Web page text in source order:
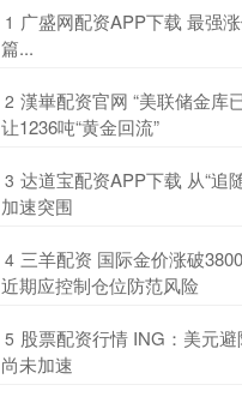
1 广盛网配资APP下载 最强
篇...
2 漢崋配资官网 “美联储金库
让1236吨“黄金回流”
3 达道宝配资APP下载 从“追
加速突围
4 三羊配资 国际金价涨破
近期应控制仓位防范风险
5 股票配资行情 ING：美元
尚未加速